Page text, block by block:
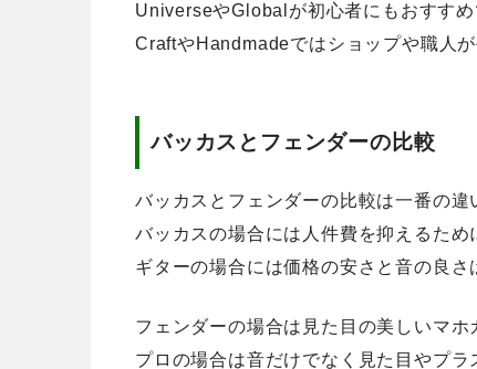
UniverseやGlobalが初心者にもおすす
CraftやHandmadeではショップや職人
バッカスとフェンダーの比較
バッカスとフェンダーの比較は一番の違
バッカスの場合には人件費を抑えるため
ギターの場合には価格の安さと音の良さ
フェンダーの場合は見た目の美しいマホ
プロの場合は音だけでなく見た目やプラ